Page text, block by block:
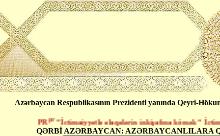
Azərbaycan Respublikasının Prezidenti yanında Qeyri-
pr“İctimaiyyətlə əlaqələrin inkişafına kömək “
QƏRBİ AZƏRBAYCAN: AZƏRBAYCANLILARA